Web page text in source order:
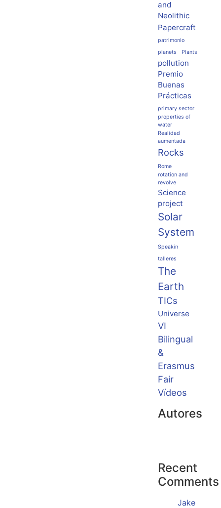
and
Neolithic
Papercraft
patrimonio
planets
Plants
pollution
Premio
Buenas
Prácticas
primary sector
properties of
water
Realidad
aumentada
Rocks
Rome
rotation and
revolve
Science
project
Solar
System
Speakin
talleres
The
Earth
TICs
Universe
VI
Bilingual
&
Erasmus
Fair
Vídeos
Autores
Recent
Comments
Jake